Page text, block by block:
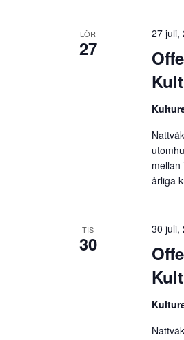
LÖR
27
27 juli,
mellan
årliga
TIS
30
30 juli,